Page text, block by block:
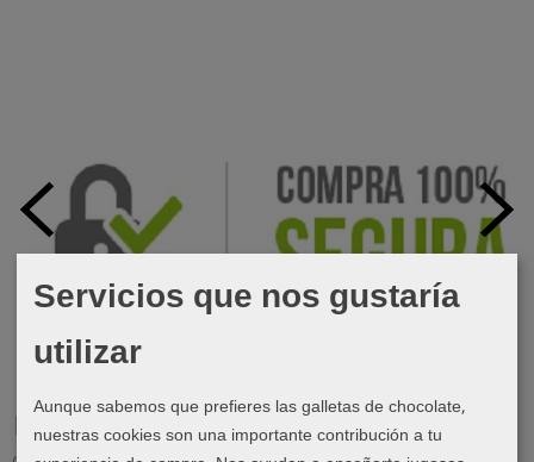
Marcas
Servicios que nos gustaría
utilizar
Aunque sabemos que prefieres las galletas de chocolate,
nuestras cookies son una importante contribución a tu